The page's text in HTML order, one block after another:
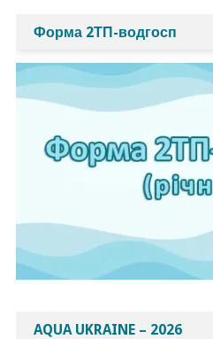
Форма 2ТП-водгосп
AQUA UKRAINE – 2026